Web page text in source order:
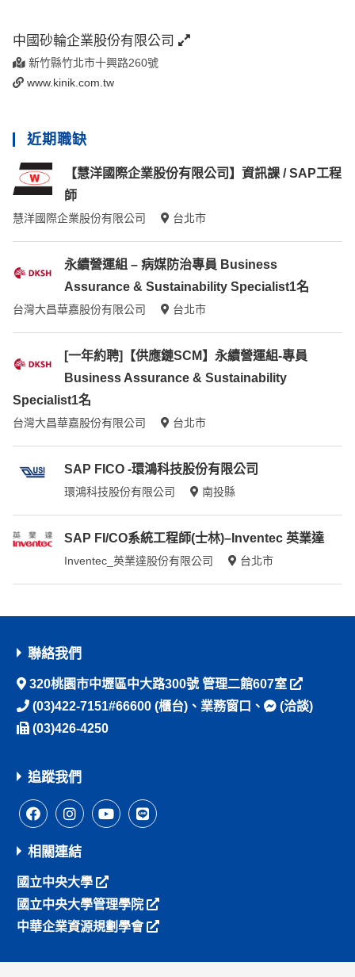
中國砂輪企業股份有限公司
新竹縣竹北市十興路260號
www.kinik.com.tw
近期職缺
【慧洋國際企業股份有限公司】資訊課 / SAP工程
師
慧洋國際企業股份有限公司 台北市
永續營運組 – 病媒防治專員 Business
Assurance & Sustainability Specialist1名
台灣大昌華嘉股份有限公司 台北市
[一年約聘]【供應鏈SCM】永續營運組-專員
Business Assurance & Sustainability
Specialist1名
台灣大昌華嘉股份有限公司 台北市
SAP FICO -環鴻科技股份有限公司
環鴻科技股份有限公司 南投縣
SAP FI/CO系統工程師(士林)–Inventec 英業達
Inventec_英業達股份有限公司 台北市
聯絡我們
320桃園市中壢區中大路300號 管理二館607室
(03)422-7151#66600 (櫃台)、 業務窗口 、
(洽談)
(03)426-4250
追蹤我們
相關連結
國立中央大學
國立中央大學管理學院
中華企業資源規劃學會